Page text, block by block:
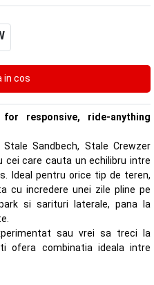
responsive, ride-anything
Sandbech, Stale Crewzer
care cauta un echilibru intre
Ideal pentru orice tip de teren,
incredere unei zile pline pe
si sarituri laterale, pana la
sau vrei sa treci la
ofera combinatia ideala intre